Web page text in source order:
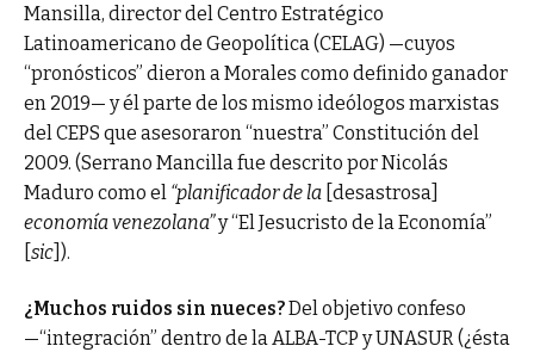
Mansilla, director del Centro Estratégico
Latinoamericano de Geopolítica (CELAG) —cuyos
“pronósticos” dieron a Morales como definido ganador
en 2019— y él parte de los mismo ideólogos marxistas
del CEPS que asesoraron “nuestra” Constitución del
2009. (Serrano Mancilla fue descrito por Nicolás
Maduro como el “planificador de la [desastrosa]
economía venezolana”y “El Jesucristo de la Economía”
sic ]).
¿Muchos ruidos sin nueces?Del objetivo confeso
—“integración” dentro de la ALBA-TCP y UNASUR (¿ésta